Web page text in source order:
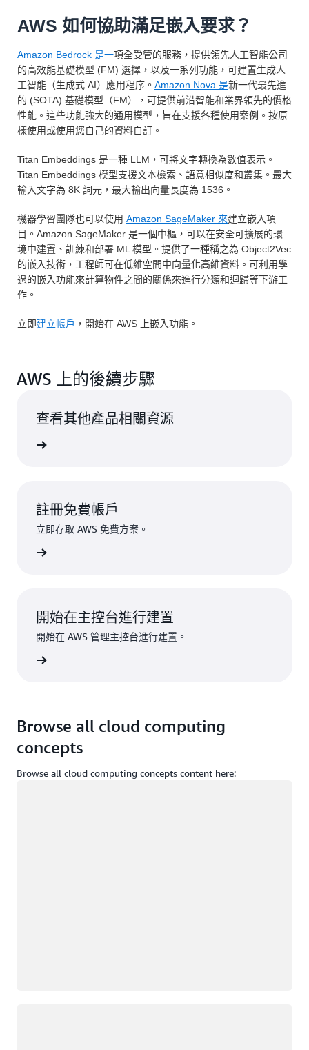
AWS 如何協助滿足嵌入要求？
Amazon Bedrock 是一項全受管的服務，提供領先人工智能公司
的高效能基礎模型 (FM) 選擇，以及一系列功能，可建置生成人
工智能（生成式 AI）應用程序。 Amazon Nova 是新一代最先進
的 (SOTA) 基礎模型（FM），可提供前沿智能和業界領先的價格
性能。這些功能強大的通用模型，旨在支援各種使用案例。按原
樣使用或使用您自己的資料自訂。
Titan Embeddings 是一種 LLM，可將文字轉換為數值表示。
Titan Embeddings 模型支援文本檢索、語意相似度和叢集。最大
輸入文字為 8K 詞元，最大輸出向量長度為 1536。
機器學習團隊也可以使用 Amazon SageMaker 來建立嵌入項
目。Amazon SageMaker 是一個中樞，可以在安全可擴展的環
境中建置、訓練和部署 ML 模型。提供了一種稱之為 Object2Vec
的嵌入技術，工程師可在低維空間中向量化高維資料。可利用學
過的嵌入功能來計算物件之間的關係來進行分類和迴歸等下游工
作。
立即建立帳戶 ，開始在 AWS 上嵌入功能。
AWS 上的後續步驟
查看其他產品相關資源
註冊免費帳戶
立即存取 AWS 免費方案。
開始在主控台進行建置
開始在 AWS 管理主控台進行建置。
Browse all cloud computing
concepts
Browse all cloud computing concepts content here: